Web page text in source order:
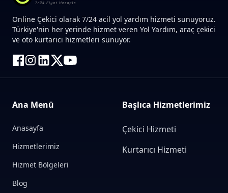
Online Çekici olarak 7/24 acil yol yardım hizmeti sunuyoruz.
Türkiye'nin her yerinde hizmet veren Yol Yardım, araç çekici
ve oto kurtarıcı hizmetleri sunuyor.
Ana Menü
Anasayfa
Hizmetlerimiz
Hizmet Bölgeleri
Blog
Başlıca Hizmetlerimiz
Çekici Hizmeti
Kurtarıcı Hizmeti